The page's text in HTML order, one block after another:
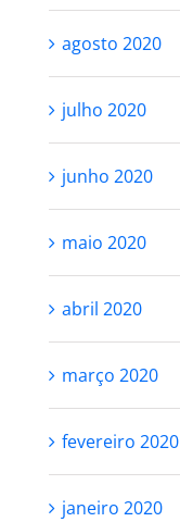
agosto 2020
julho 2020
junho 2020
maio 2020
abril 2020
março 2020
fevereiro 2020
janeiro 2020